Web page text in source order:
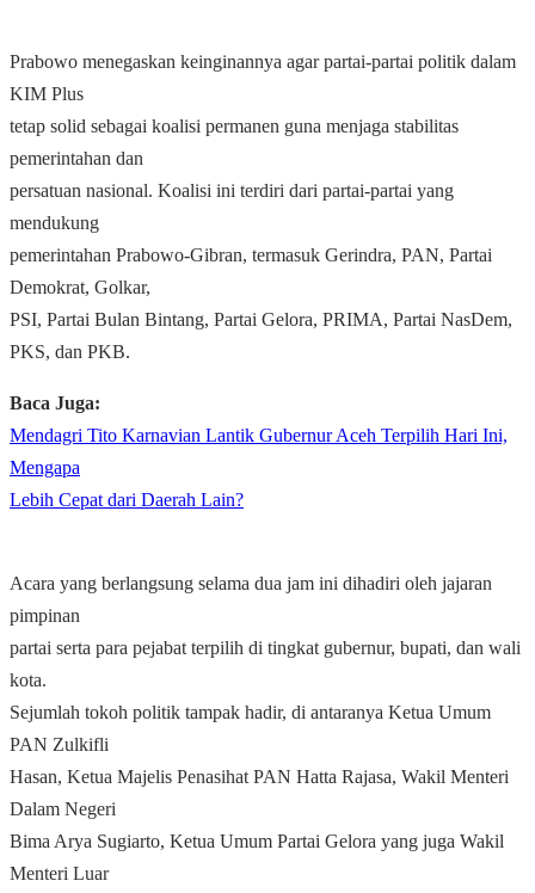
Prabowo menegaskan keinginannya agar partai-partai politik dalam
KIM Plus
tetap solid sebagai koalisi permanen guna menjaga stabilitas
pemerintahan dan
persatuan nasional. Koalisi ini terdiri dari partai-partai yang
mendukung
pemerintahan Prabowo-Gibran, termasuk Gerindra, PAN, Partai
Demokrat, Golkar,
PSI, Partai Bulan Bintang, Partai Gelora, PRIMA, Partai NasDem,
PKS, dan PKB.
Baca Juga:
Mendagri Tito Karnavian Lantik Gubernur Aceh Terpilih Hari Ini,
Mengapa
Lebih Cepat dari Daerah Lain?
Acara yang berlangsung selama dua jam ini dihadiri oleh jajaran
pimpinan
partai serta para pejabat terpilih di tingkat gubernur, bupati, dan wali
kota.
Sejumlah tokoh politik tampak hadir, di antaranya Ketua Umum
PAN Zulkifli
Hasan, Ketua Majelis Penasihat PAN Hatta Rajasa, Wakil Menteri
Dalam Negeri
Bima Arya Sugiarto, Ketua Umum Partai Gelora yang juga Wakil
Menteri Luar